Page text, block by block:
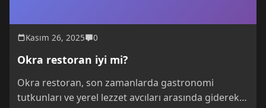
Kasım 26, 2025 0
Okra restoran iyi mi?
Okra restoran, son zamanlarda gastronomi
tutkunları ve yerel lezzet avcıları arasında giderek